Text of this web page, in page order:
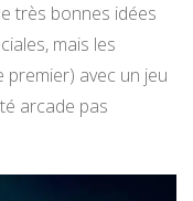
très bonnes idées
mais les
premier) avec un jeu
arcade pas